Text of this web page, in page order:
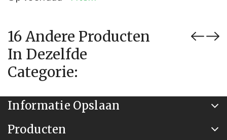
16 Andere Producten
In Dezelfde
Categorie:
Informatie Opslaan
Producten